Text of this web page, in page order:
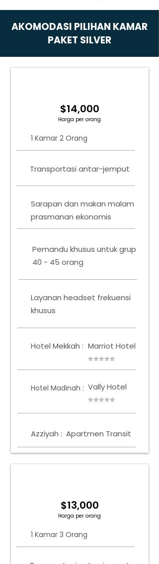
AKOMODASI PILIHAN KAMAR
PAKET SILVER
$14,000
Harga per orang
1 Kamar 2 Orang
Transportasi antar-jemput
Sarapan dan makan malam
prasmanan ekonomis
Pemandu khusus untuk grup
40 - 45 orang
Layanan headset frekuensi
khusus
Hotel Mekkah : Marriot Hotel
⭐⭐⭐⭐⭐
Hotel Madinah : Vally Hotel
⭐⭐⭐⭐⭐
Azziyah : Apartmen Transit
$13,000
Harga per orang
1 Kamar 3 Orang